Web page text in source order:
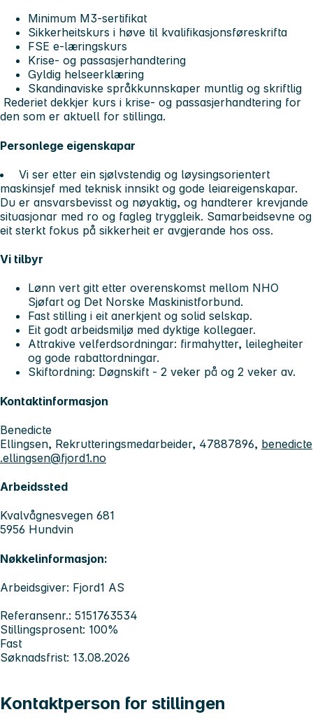
Minimum M3-sertifikat
Sikkerheitskurs i høve til kvalifikasjonsføreskrifta
FSE e-læringskurs
Krise- og passasjerhandtering
Gyldig helseerklæring
Skandinaviske språkkunnskaper muntlig og skriftlig
Rederiet dekkjer kurs i krise- og passasjerhandtering for
den som er aktuell for stillinga.
Personlege eigenskapar
Vi ser etter ein sjølvstendig og løysingsorientert
maskinsjef med teknisk innsikt og gode leiareigenskapar.
Du er ansvarsbevisst og nøyaktig, og handterer krevjande
situasjonar med ro og fagleg tryggleik. Samarbeidsevne og
eit sterkt fokus på sikkerheit er avgjerande hos oss.
Vi tilbyr
Lønn vert gitt etter overenskomst mellom NHO
Sjøfart og Det Norske Maskinistforbund.
Fast stilling i eit anerkjent og solid selskap.
Eit godt arbeidsmiljø med dyktige kollegaer.
Attrakive velferdsordningar: firmahytter, leilegheiter
og gode rabattordningar.
Skiftordning: Døgnskift - 2 veker på og 2 veker av.
Kontaktinformasjon
Benedicte
Ellingsen, Rekrutteringsmedarbeider, 47887896, benedicte
.ellingsen@fjord1.no
Arbeidssted
Kvalvågnesvegen 681
5956 Hundvin
Nøkkelinformasjon:
Arbeidsgiver: Fjord1 AS
Referansenr.: 5151763534
Stillingsprosent: 100%
Fast
Søknadsfrist: 13.08.2026
Kontaktperson for stillingen